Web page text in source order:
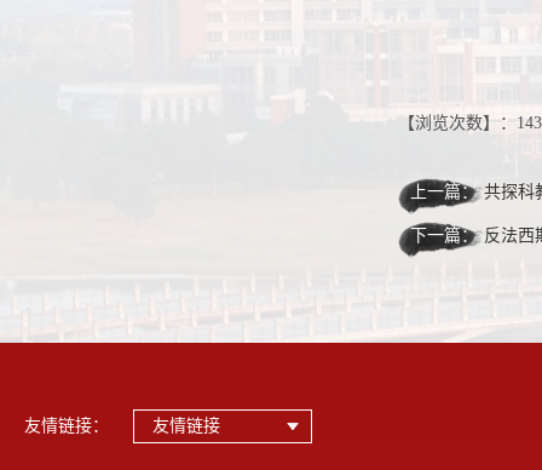
【浏览次数】： 143
上一篇： 共探科教
下一篇： 反法西
友情链接： 友情链接